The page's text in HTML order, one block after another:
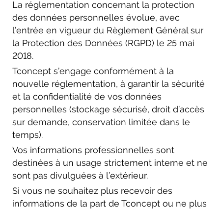
La réglementation concernant la protection
des données personnelles évolue, avec
l’entrée en vigueur du Règlement Général sur
la Protection des Données (RGPD) le 25 mai
2018.
Tconcept s’engage conformément à la
nouvelle réglementation, à garantir la sécurité
et la confidentialité de vos données
personnelles (stockage sécurisé, droit d’accès
sur demande, conservation limitée dans le
temps).
Vos informations professionnelles sont
destinées à un usage strictement interne et ne
sont pas divulguées à l’extérieur.
Si vous ne souhaitez plus recevoir des
informations de la part de Tconcept ou ne plus